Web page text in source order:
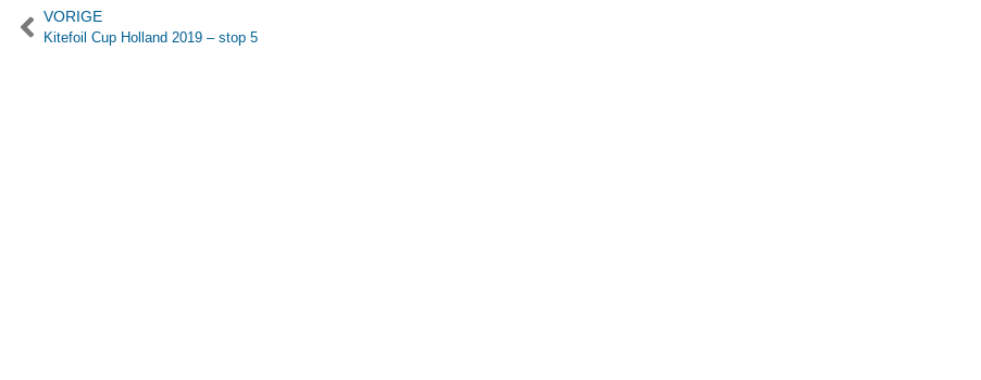
VORIGE
Kitefoil Cup Holland 2019 – stop 5